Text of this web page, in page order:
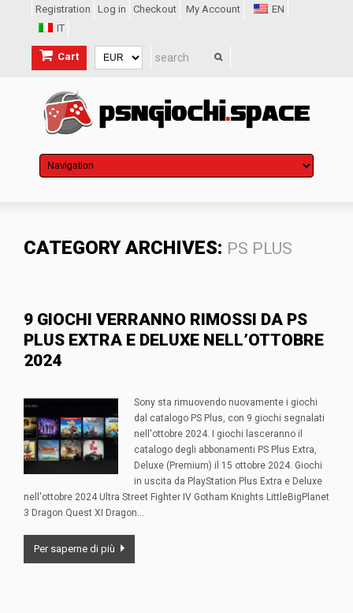
Registration Log in Checkout My Account
EN
IT
Cart
CATEGORY ARCHIVES: PS PLUS
9 GIOCHI VERRANNO RIMOSSI DA PS
PLUS EXTRA E DELUXE NELL’OTTOBRE
2024
Sony sta rimuovendo nuovamente i giochi
dal catalogo PS Plus, con 9 giochi segnalati
nell'ottobre 2024. I giochi lasceranno il
catalogo degli abbonamenti PS Plus Extra,
Deluxe (Premium) il 15 ottobre 2024. Giochi
in uscita da PlayStation Plus Extra e Deluxe
nell'ottobre 2024 Ultra Street Fighter IV Gotham Knights LittleBigPlanet
3 Dragon Quest XI Dragon…
Per saperne di più